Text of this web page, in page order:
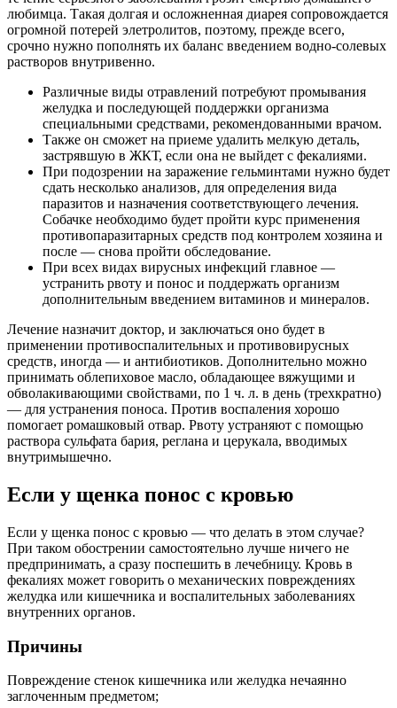
любимца. Такая долгая и осложненная диарея сопровождается
огромной потерей элетролитов, поэтому, прежде всего,
срочно нужно пополнять их баланс введением водно-солевых
растворов внутривенно.
Различные виды отравлений потребуют промывания
желудка и последующей поддержки организма
специальными средствами, рекомендованными врачом.
Также он сможет на приеме удалить мелкую деталь,
застрявшую в ЖКТ, если она не выйдет с фекалиями.
При подозрении на заражение гельминтами нужно будет
сдать несколько анализов, для определения вида
паразитов и назначения соответствующего лечения.
Собачке необходимо будет пройти курс применения
противопаразитарных средств под контролем хозяина и
после — снова пройти обследование.
При всех видах вирусных инфекций главное —
устранить рвоту и понос и поддержать организм
дополнительным введением витаминов и минералов.
Лечение назначит доктор, и заключаться оно будет в
применении противоспалительных и противовирусных
средств, иногда — и антибиотиков. Дополнительно можно
принимать облепиховое масло, обладающее вяжущими и
обволакивающими свойствами, по 1 ч. л. в день (трехкратно)
— для устранения поноса. Против воспаления хорошо
помогает ромашковый отвар. Рвоту устраняют с помощью
раствора сульфата бария, реглана и церукала, вводимых
внутримышечно.
Если у щенка понос с кровью
Если у щенка понос с кровью — что делать в этом случае?
При таком обострении самостоятельно лучше ничего не
предпринимать, а сразу поспешить в лечебницу. Кровь в
фекалиях может говорить о механических повреждениях
желудка или кишечника и воспалительных заболеваниях
внутренних органов.
Причины
Повреждение стенок кишечника или желудка нечаянно
заглоченным предметом;